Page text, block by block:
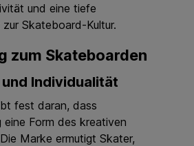
und eine tiefe
Skateboard-Kultur.
zum Skateboarden
Individualität
fest daran, dass
Form des kreativen
Marke ermutigt Skater,